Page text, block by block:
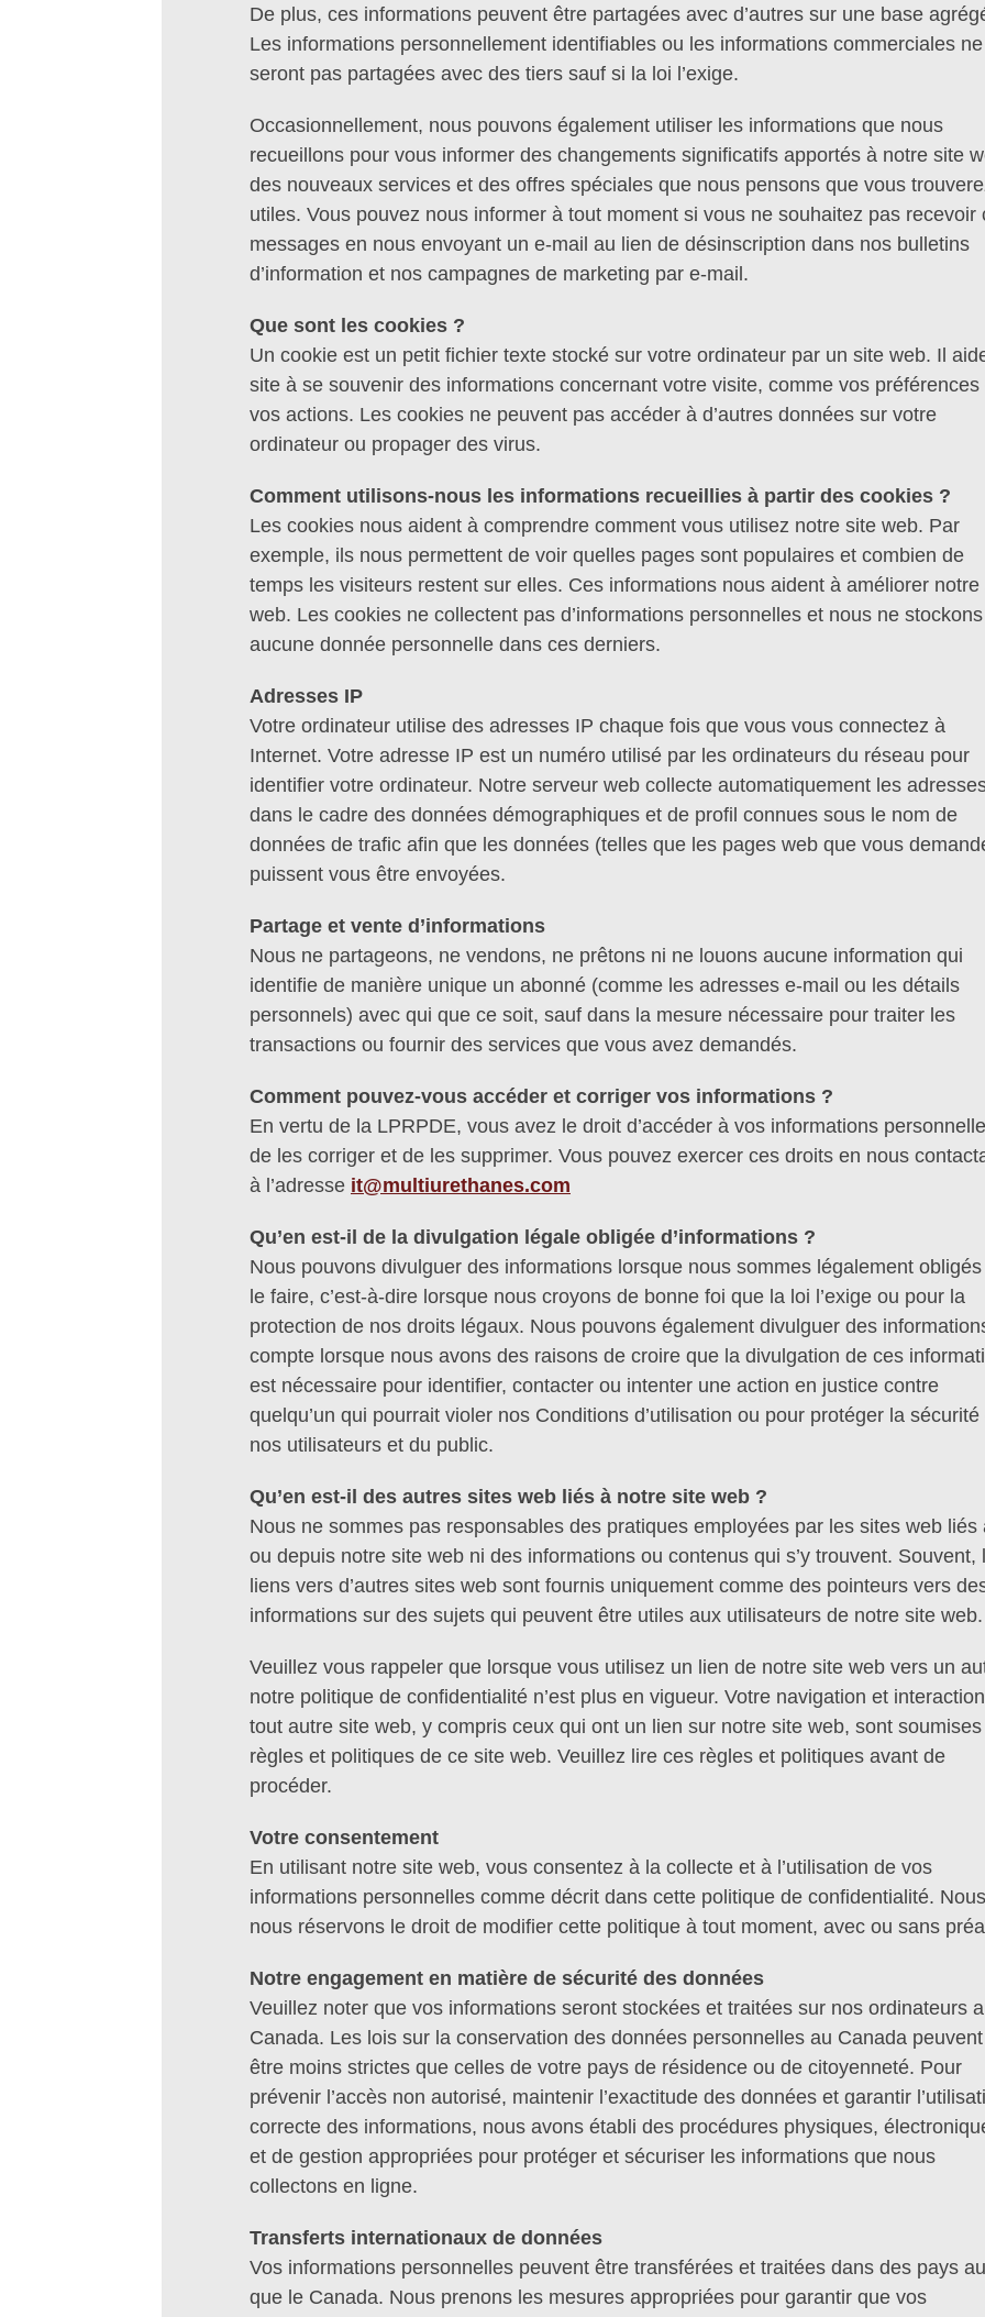
De plus, ces informations peuvent être partagées avec d’autres sur une base
Les informations personnellement identifiables ou les informations commerciales ne
seront pas partagées avec des tiers sauf si la loi l’exige.
Occasionnellement, nous pouvons également utiliser les informations que nous
recueillons pour vous informer des changements significatifs apportés à notre site
des nouveaux services et des offres spéciales que nous pensons que vous
utiles. Vous pouvez nous informer à tout moment si vous ne souhaitez pas recevoir
messages en nous envoyant un e-mail au lien de désinscription dans nos bulletins
d’information et nos campagnes de marketing par e-mail.
Que sont les cookies ?
Un cookie est un petit fichier texte stocké sur votre ordinateur par un site web. Il
site à se souvenir des informations concernant votre visite, comme vos préférences
vos actions. Les cookies ne peuvent pas accéder à d’autres données sur votre
ordinateur ou propager des virus.
Comment utilisons-nous les informations recueillies à partir des cookies ?
Les cookies nous aident à comprendre comment vous utilisez notre site web. Par
exemple, ils nous permettent de voir quelles pages sont populaires et combien de
temps les visiteurs restent sur elles. Ces informations nous aident à améliorer notre
web. Les cookies ne collectent pas d’informations personnelles et nous ne stockons
aucune donnée personnelle dans ces derniers.
Adresses IP
Votre ordinateur utilise des adresses IP chaque fois que vous vous connectez à
Internet. Votre adresse IP est un numéro utilisé par les ordinateurs du réseau pour
identifier votre ordinateur. Notre serveur web collecte automatiquement les
dans le cadre des données démographiques et de profil connues sous le nom de
données de trafic afin que les données (telles que les pages web que vous
puissent vous être envoyées.
Partage et vente d’informations
Nous ne partageons, ne vendons, ne prêtons ni ne louons aucune information qui
identifie de manière unique un abonné (comme les adresses e-mail ou les détails
personnels) avec qui que ce soit, sauf dans la mesure nécessaire pour traiter les
transactions ou fournir des services que vous avez demandés.
Comment pouvez-vous accéder et corriger vos informations ?
En vertu de la LPRPDE, vous avez le droit d’accéder à vos informations
de les corriger et de les supprimer. Vous pouvez exercer ces droits en nous
à l’adresse it@multiurethanes.com
Qu’en est-il de la divulgation légale obligée d’informations ?
Nous pouvons divulguer des informations lorsque nous sommes légalement
le faire, c’est-à-dire lorsque nous croyons de bonne foi que la loi l’exige ou pour la
protection de nos droits légaux. Nous pouvons également divulguer des
compte lorsque nous avons des raisons de croire que la divulgation de ces
est nécessaire pour identifier, contacter ou intenter une action en justice contre
quelqu’un qui pourrait violer nos Conditions d’utilisation ou pour protéger la sécurité
nos utilisateurs et du public.
Qu’en est-il des autres sites web liés à notre site web ?
Nous ne sommes pas responsables des pratiques employées par les sites web liés
ou depuis notre site web ni des informations ou contenus qui s’y trouvent. Souvent,
liens vers d’autres sites web sont fournis uniquement comme des pointeurs vers
informations sur des sujets qui peuvent être utiles aux utilisateurs de notre site web.
Veuillez vous rappeler que lorsque vous utilisez un lien de notre site web vers un
notre politique de confidentialité n’est plus en vigueur. Votre navigation et
tout autre site web, y compris ceux qui ont un lien sur notre site web, sont
règles et politiques de ce site web. Veuillez lire ces règles et politiques avant de
procéder.
Votre consentement
En utilisant notre site web, vous consentez à la collecte et à l’utilisation de vos
informations personnelles comme décrit dans cette politique de confidentialité. Nous
nous réservons le droit de modifier cette politique à tout moment, avec ou sans
Notre engagement en matière de sécurité des données
Veuillez noter que vos informations seront stockées et traitées sur nos ordinateurs
Canada. Les lois sur la conservation des données personnelles au Canada peuvent
être moins strictes que celles de votre pays de résidence ou de citoyenneté. Pour
prévenir l’accès non autorisé, maintenir l’exactitude des données et garantir
correcte des informations, nous avons établi des procédures physiques,
et de gestion appropriées pour protéger et sécuriser les informations que nous
collectons en ligne.
Transferts internationaux de données
Vos informations personnelles peuvent être transférées et traitées dans des pays
que le Canada. Nous prenons les mesures appropriées pour garantir que vos